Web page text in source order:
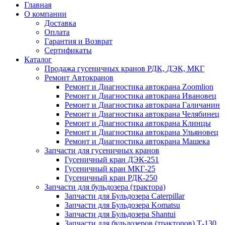
Главная
О компании
Доставка
Оплата
Гарантия и Возврат
Сертификаты
Каталог
Продажа гусеничных кранов РДК, ДЭК, МКГ
Ремонт Автокранов
Ремонт и Диагностика автокрана Zoomlion
Ремонт и Диагностика автокрана Ивановец
Ремонт и Диагностика автокрана Галичанин
Ремонт и Диагностика автокрана Челябинец
Ремонт и Диагностика автокрана Клинцы
Ремонт и Диагностика автокрана Ульяновец
Ремонт и Диагностика автокрана Машека
Запчасти для гусеничных кранов
Гусеничный кран ДЭК-251
Гусеничный кран МКГ-25
Гусеничный кран РДК-250
Запчасти для бульдозера (трактора)
Запчасти для Бульдозера Caterpillar
Запчасти для Бульдозера Komatsu
Запчасти для Бульдозера Shantui
Запчасти для бульдозеров (тракторов) Т-130,